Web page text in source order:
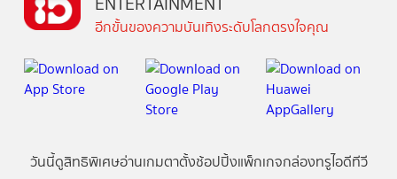
อีกขั้นของความบันเทิงระดับโลกตรงใจคุณ
วันนี้ดูสิทธิพิเศษอ่านเกมตาตั้งช้อปปิ้งแพ็กเกจกล่องทรูไอดีทีวี